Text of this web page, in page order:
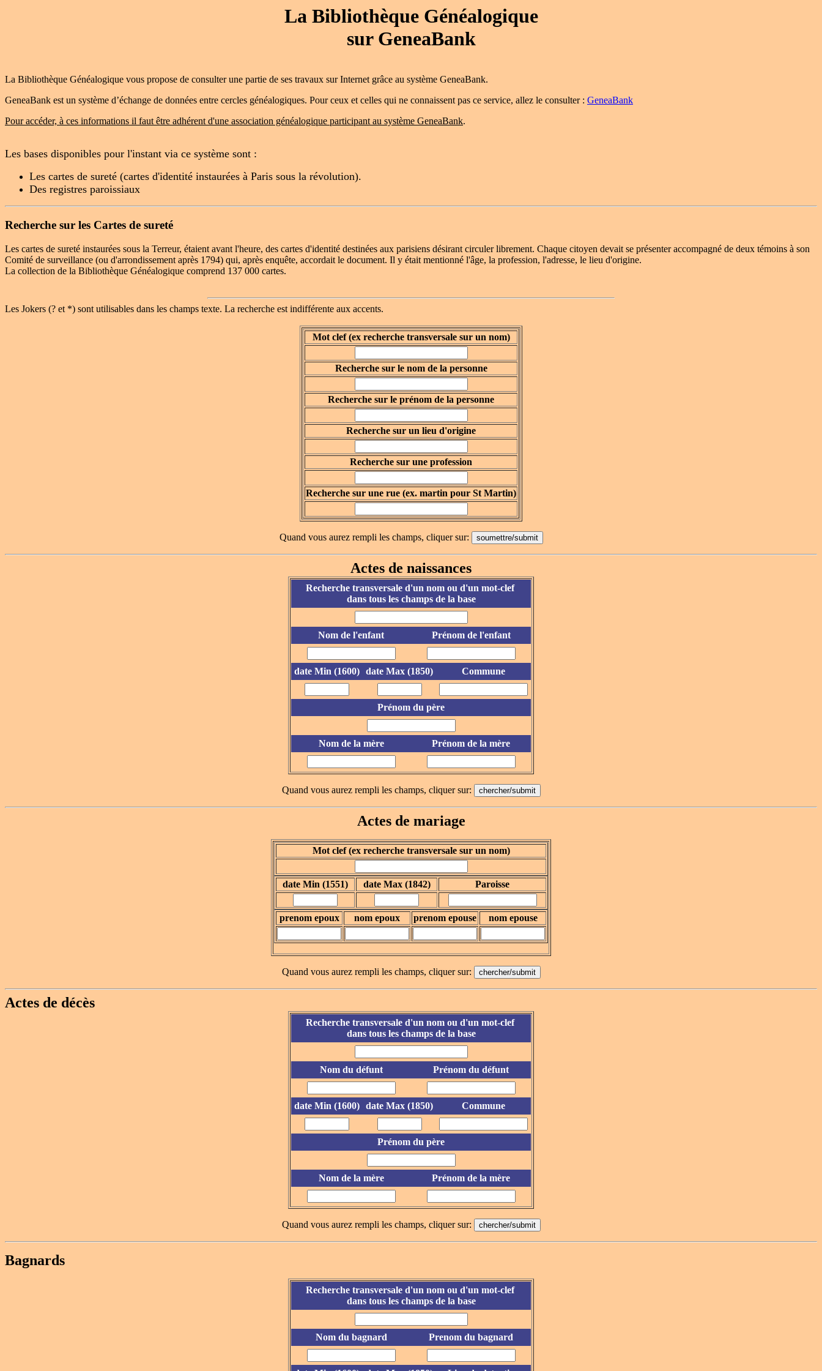
La Bibliothèque Généalogique
sur GeneaBank
La Bibliothèque Généalogique vous propose de consulter une partie de ses travaux sur Internet grâce au système GeneaBank.
GeneaBank est un système d’échange de données entre cercles généalogiques. Pour ceux et celles qui ne connaissent pas ce service, allez le consulter : GeneaBank
Pour accéder, à ces informations il faut être adhérent d'une association généalogique participant au système GeneaBank.
Les bases disponibles pour l'instant via ce système sont :
Les cartes de sureté (cartes d'identité instaurées à Paris sous la révolution).
Des registres paroissiaux
Recherche sur les Cartes de sureté
Les cartes de sureté instaurées sous la Terreur, étaient avant l'heure, des cartes d'identité destinées aux parisiens désirant circuler librement. Chaque citoyen devait se présenter accompagné de deux témoins à son
Comité de surveillance (ou d'arrondissement après 1794) qui, après enquête, accordait le document. Il y était mentionné l'âge, la profession, l'adresse, le lieu d'origine.
La collection de la Bibliothèque Généalogique comprend 137 000 cartes.
Les Jokers (? et *) sont utilisables dans les champs texte. La recherche est indifférente aux accents.
Mot clef (ex recherche transversale sur un nom)
Recherche sur le nom de la personne
Recherche sur le prénom de la personne
Recherche sur un lieu d'origine
Recherche sur une profession
Recherche sur une rue (ex. martin pour St Martin)
Quand vous aurez rempli les champs, cliquer sur:
Actes de naissances
Recherche transversale d'un nom ou d'un mot-clef
dans tous les champs de la base
Nom de l'enfant Prénom de l'enfant
date Min (1600) date Max (1850) Commune
Prénom du père
Nom de la mère Prénom de la mère
Quand vous aurez rempli les champs, cliquer sur:
Actes de mariage
Mot clef (ex recherche transversale sur un nom)
date Min (1551) date Max (1842) Paroisse
prenom epoux nom epoux prenom epouse nom epouse
Quand vous aurez rempli les champs, cliquer sur:
Actes de décès
Recherche transversale d'un nom ou d'un mot-clef
dans tous les champs de la base
Nom du défunt Prénom du défunt
date Min (1600) date Max (1850) Commune
Prénom du père
Nom de la mère Prénom de la mère
Quand vous aurez rempli les champs, cliquer sur:
Bagnards
Recherche transversale d'un nom ou d'un mot-clef
dans tous les champs de la base
Nom du bagnard Prenom du bagnard